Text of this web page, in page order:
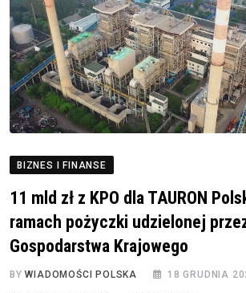
BIZNES I FINANSE
11 mld zł z KPO dla TAURON
ramach pożyczki udzielonej
Gospodarstwa Krajowego
BYWIADOMOŚCI POLSKA 18 GRUDNIA